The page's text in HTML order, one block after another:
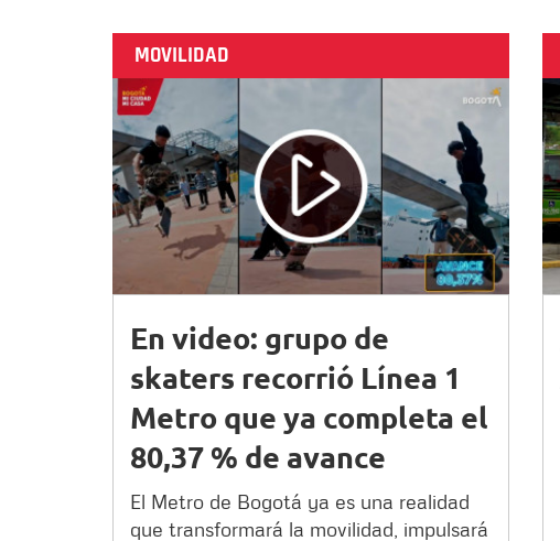
MOVILIDAD
En video: grupo de
skaters recorrió Línea 1
Metro que ya completa el
80,37 % de avance
El Metro de Bogotá ya es una realidad
que transformará la movilidad, impulsará